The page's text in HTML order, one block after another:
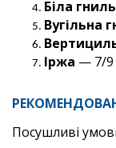
Біла
Вугільна
Іржа — 7/9
Посушливі